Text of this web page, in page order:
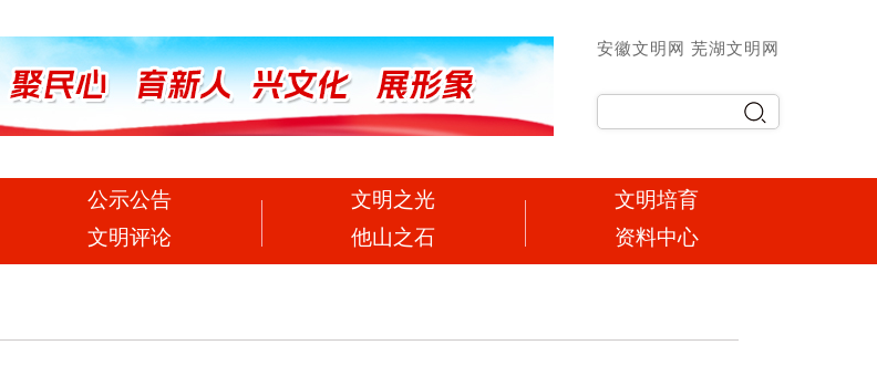
安徽文明网 芜湖文明网
公示公告
文明评论
文明之光
他山之石
文明培育
资料中心